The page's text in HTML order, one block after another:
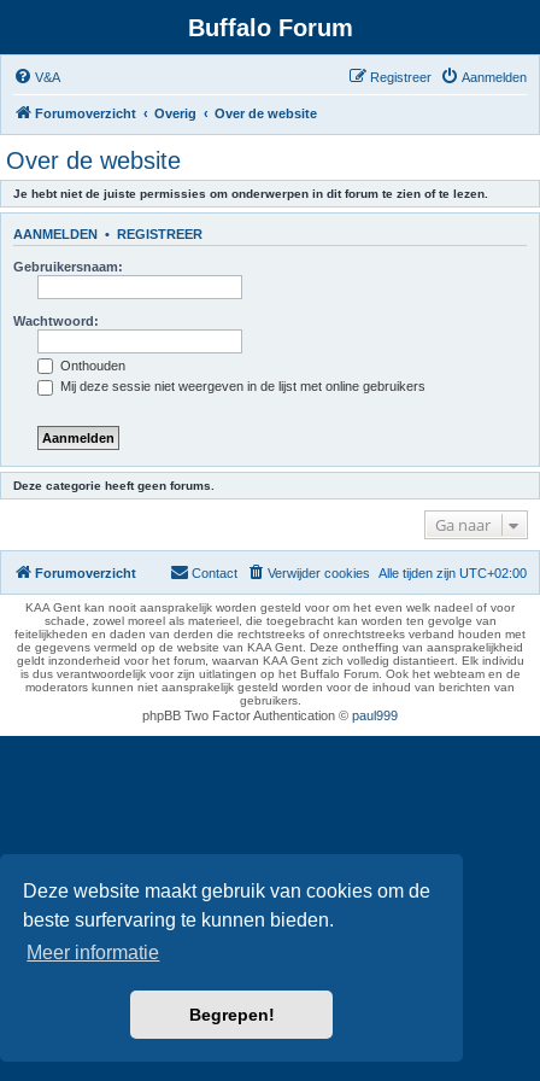
Deze website maakt gebruik van cookies om de
beste surfervaring te kunnen bieden.
Meer informatie
Begrepen!
Buffalo Forum
V&A Aanmelden
Registreer
Forumoverzicht Overig Over de website
Over de website
Je hebt niet de juiste permissies om onderwerpen in dit forum te zien of te lezen.
AANMELDEN • REGISTREER
Gebruikersnaam:
Wachtwoord:
Onthouden
Mij deze sessie niet weergeven in de lijst met online gebruikers
Deze categorie heeft geen forums.
Ga naar
Forumoverzicht Alle tijden zijn UTC+02:00
Verwijder cookies
Contact
KAA Gent kan nooit aansprakelijk worden gesteld voor om het even welk nadeel of voor
schade, zowel moreel als materieel, die toegebracht kan worden ten gevolge van
feitelijkheden en daden van derden die rechtstreeks of onrechtstreeks verband houden met
de gegevens vermeld op de website van KAA Gent. Deze ontheffing van aansprakelijkheid
geldt inzonderheid voor het forum, waarvan KAA Gent zich volledig distantieert. Elk individu
is dus verantwoordelijk voor zijn uitlatingen op het Buffalo Forum. Ook het webteam en de
moderators kunnen niet aansprakelijk gesteld worden voor de inhoud van berichten van
gebruikers.
phpBB Two Factor Authentication © paul999